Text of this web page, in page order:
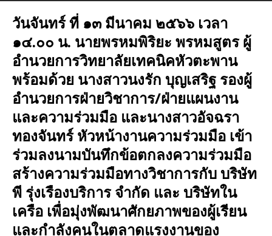
วันจันทร์ ที่ ๑๓ มีนาคม ๒๕๖๖ เวลา
๑๔.๐๐ น. นายพรหมพิริยะ พรหมสูตร ผู้
อำนวยการวิทยาลัยเทคนิคหัวตะพาน
พร้อมด้วย นางสาวนงรัก บุญเสริฐ รองผู้
อำนวยการฝ่ายวิชาการ/ฝ่ายแผนงาน
และความร่วมมือ และนางสาวอัจฉรา
ทองจันทร์ หัวหน้างานความร่วมมือ เข้า
ร่วมลงนามบันทึกข้อตกลงความร่วมมือ
สร้างความร่วมมือทางวิชาการกับ บริษัท
พี รุ่งเรืองบริการ จำกัด และ บริษัทใน
เครือ เพื่อมุ่งพัฒนาศักยภาพของผู้เรียน
และกำลังคนในตลาดแรงงานของ